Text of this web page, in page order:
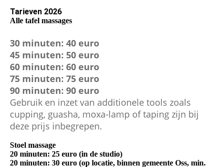
Tarieven 2026
Alle tafel massages
30 minuten: 40 euro
45 minuten: 50 euro
60 minuten: 60 euro
75 minuten: 75 euro
90 minuten: 90 euro
Gebruik en inzet van additionele tools zoals
cupping, guasha, moxa-lamp of taping zijn bij
deze prijs inbegrepen.
Stoel massage
20 minuten: 25 euro (in de studio)
20 minuten: 30 euro (op locatie, binnen gemeente Oss, min.